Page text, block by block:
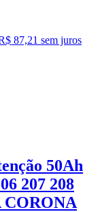
87,21 sem juros
50Ah
207 208